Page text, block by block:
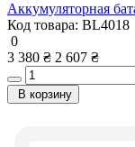
Аккумуляторная
Код товара: BL4018
0
3 380 ₴ 2 607 ₴
В корзину